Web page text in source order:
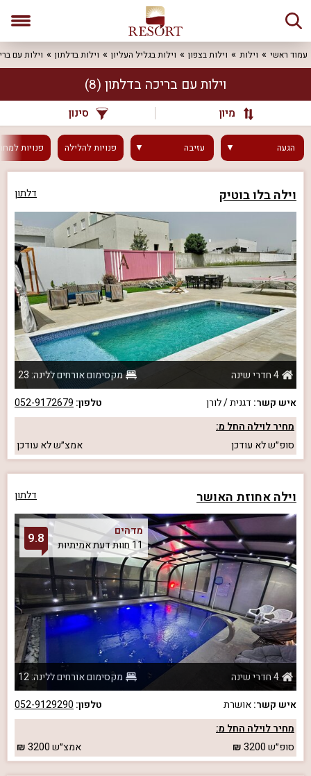
עמוד ראשי וילות וילות בצפון וילות בגליל העליון וילות בדלתון וילות עם
וילות עם בריכה בדלתון (8)
מיון סינון
הגעה עזיבה פנויותלהלילה פנויות
וילה בלו בוטיק דלתון
4 חדרי שינה
מקסימום אורחים ללינה: 23
איש קשר: דגנית / לורן טלפון: 052-9172679
מחיר לוילה החל מ:
סופ״שלא עודכן אמצ״שלא עודכן
וילה אחוזת האושר דלתון
מדהים
11 חוות דעת אמיתיות
9.8
4 חדרי שינה
מקסימום אורחים ללינה: 12
איש קשר:אושרת טלפון: 052-9129290
מחיר לוילה החל מ:
סופ״ש3200 אמצ״ש3200